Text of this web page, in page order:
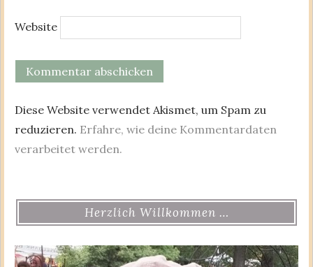
Website
Diese Website verwendet Akismet, um Spam zu
reduzieren. Erfahre, wie deine Kommentardaten
verarbeitet werden.
Herzlich Willkommen …